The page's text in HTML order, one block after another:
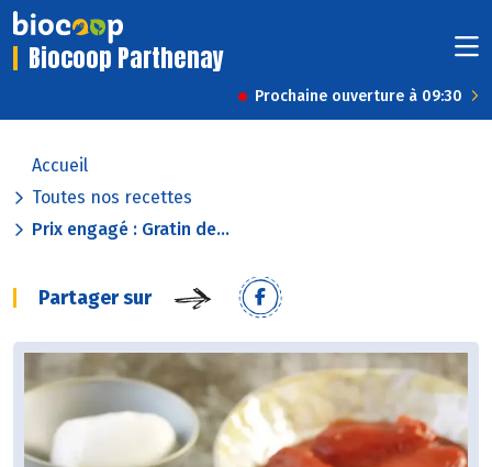
Biocoop Parthenay
Prochaine ouverture à 09:30
Accueil
Toutes nos recettes
Prix engagé : Gratin de...
Partager sur